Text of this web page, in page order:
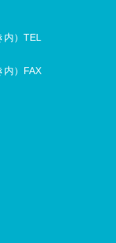
）TEL
内）FAX